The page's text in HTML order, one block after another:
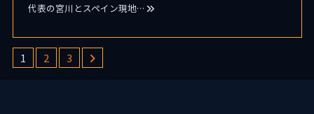
代表の宮川とスペイン現地…
1 2 3